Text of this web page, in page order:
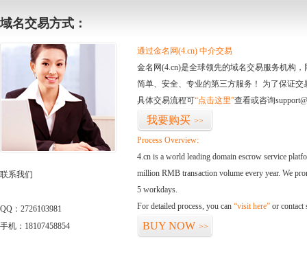
域名交易方式：
联系我们
QQ：2726103981
手机：18107458854
通过金名网(4.cn) 中介交易
金名网(4.cn)是全球领先的域名交易服务机构
简单、安全、专业的第三方服务！ 为了保证
具体交易流程可“点击这里”查看或咨询
我要购买 >>
Process Overview:
4.cn is a world leading domain escrow service
million RMB transaction volume every year. We
5 workdays.
For detailed process, you can “visit here” or contact
BUY NOW >>